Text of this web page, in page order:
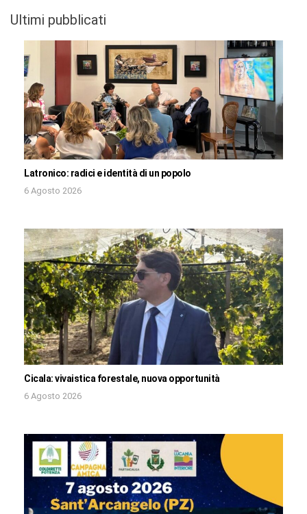
Ultimi pubblicati
Latronico: radici e identità di un popolo
6 Agosto 2026
Cicala: vivaistica forestale, nuova opportunità
6 Agosto 2026